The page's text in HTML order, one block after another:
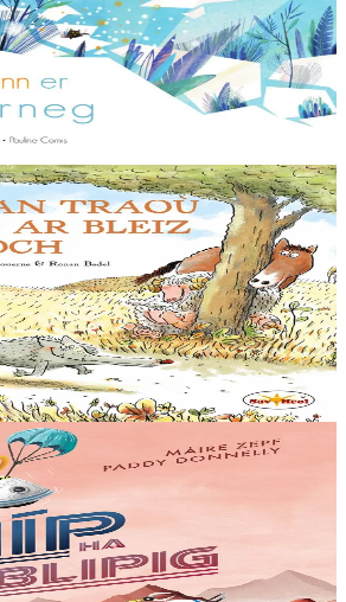
vivent au bord de la mer. Sa grand-
dans le grand nord. Robin a bien
le...
Loup Gris
de bonne humeur, vraiment de très
confiant et fier comme un loup qu’il part
« Holà !...
Mars, est toute émue de recevoir un
des scientifiques de la Terre. Son
—...